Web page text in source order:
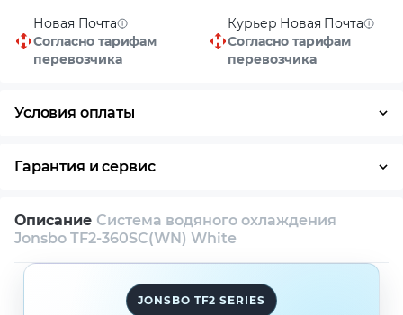
Новая Почта
Согласно тарифам
перевозчика
Курьер Новая Почта
Согласно тарифам
перевозчика
Условия оплаты
Гарантия и сервис
Собственный сервисный центр
Техническая поддержка Консультация
Описание Система водяного охлаждения
Jonsbo TF2-360SC(WN) White
JONSBO TF2 SERIES